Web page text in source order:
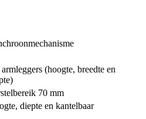
(hoogte, breedte en
70 mm
diepte en kantelbaar